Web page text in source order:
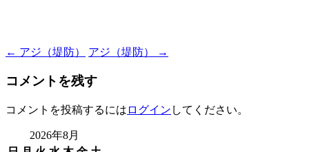
Post
navigation
← アジ（堤防） アジ（堤防） →
コメントを残す
コメントを投稿するには ログイン してください。
2026年8月